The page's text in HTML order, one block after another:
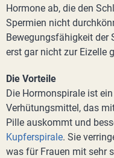
Hormone ab, die den
Spermien nicht
Bewegungsfähigkeit der
erst gar nicht zur Eizelle
Die Vorteile
Die Hormonspirale ist
Verhütungsmittel, das
Pille auskommt und
Kupferspirale. Sie
was für Frauen mit sehr